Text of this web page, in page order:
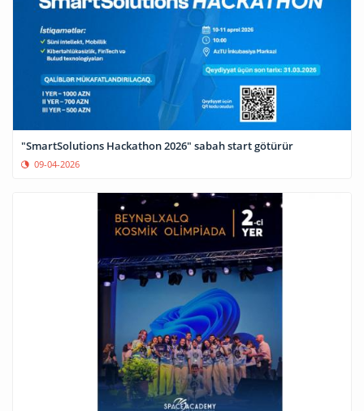
"SmartSolutions Hackathon 2026" sabah start götürür
09-04-2026